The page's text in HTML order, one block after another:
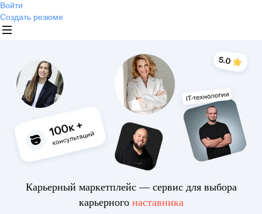
Войти
Создать резюме
Карьерный маркетплейс — сервис для выбора
карьерного наставника